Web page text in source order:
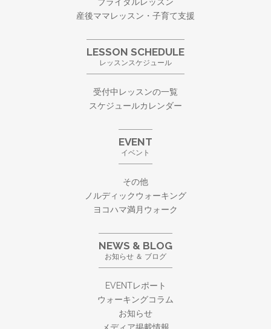
ブライダルレッスン
産後ママレッスン・子育て支援
LESSON SCHEDULE
レッスンスケジュール
受付中レッスンの一覧
スケジュールカレンダー
EVENT
イベント
その他
ノルディックウォーキング
ヨコハマ満月ウォーク
NEWS & BLOG
お知らせ ＆ ブログ
EVENTレポート
ウォーキングコラム
お知らせ